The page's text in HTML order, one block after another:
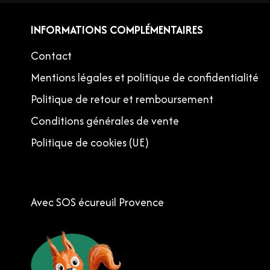
INFORMATIONS COMPLÉMENTAIRES
Contact
Mentions légales et politique de confidentialité
Politique de retour et remboursement
Conditions générales de vente
Politique de cookies (UE)
Avec SOS écureuil Provence